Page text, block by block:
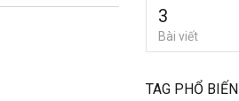
3
Bài viết
TAG PHỔ BIẾN